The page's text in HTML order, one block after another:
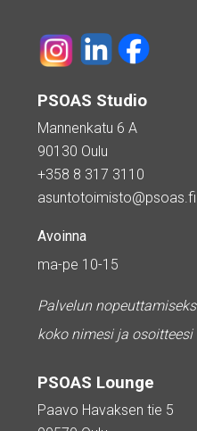
PSOAS Studio
Mannenkatu 6 A
90130 Oulu
+358 8 317 3110
asuntotoimisto@psoas.fi
Avoinna
ma-pe 10-15
Palvelun
koko nimesi ja osoitteesi
PSOAS Lounge
Paavo Havaksen tie 5